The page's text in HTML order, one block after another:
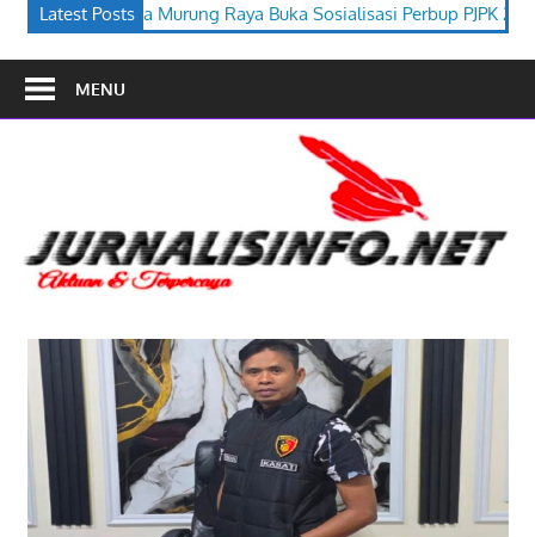
Latest Posts
Buka Sosialisasi Perbup PJPK 2026–2030 Festival Budaya
MENU